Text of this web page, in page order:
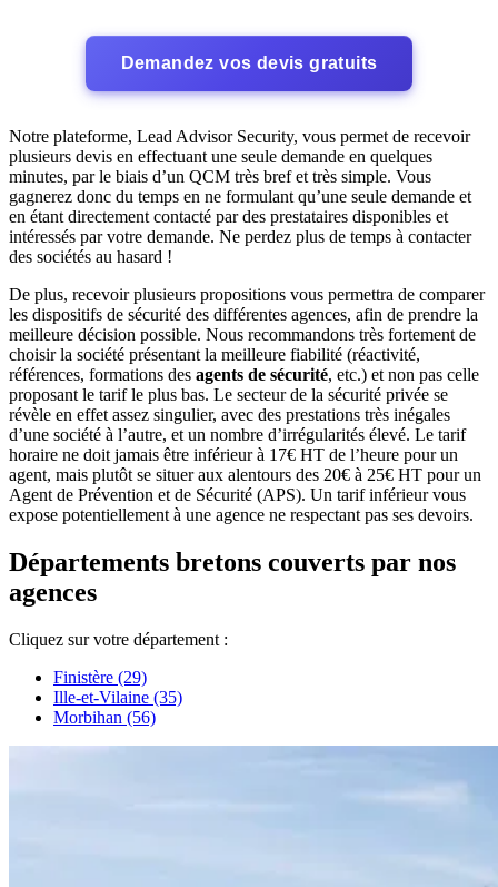
Demandez vos devis gratuits
Notre plateforme, Lead Advisor Security, vous permet de recevoir
plusieurs devis en effectuant une seule demande en quelques
minutes, par le biais d’un QCM très bref et très simple. Vous
gagnerez donc du temps en ne formulant qu’une seule demande et
en étant directement contacté par des prestataires disponibles et
intéressés par votre demande. Ne perdez plus de temps à contacter
des sociétés au hasard !
De plus, recevoir plusieurs propositions vous permettra de comparer
les dispositifs de sécurité des différentes agences, afin de prendre la
meilleure décision possible. Nous recommandons très fortement de
choisir la société présentant la meilleure fiabilité (réactivité,
références, formations des agents de sécurité, etc.) et non pas celle
proposant le tarif le plus bas. Le secteur de la sécurité privée se
révèle en effet assez singulier, avec des prestations très inégales
d’une société à l’autre, et un nombre d’irrégularités élevé. Le tarif
horaire ne doit jamais être inférieur à 17€ HT de l’heure pour un
agent, mais plutôt se situer aux alentours des 20€ à 25€ HT pour un
Agent de Prévention et de Sécurité (APS). Un tarif inférieur vous
expose potentiellement à une agence ne respectant pas ses devoirs.
Départements bretons couverts par nos
agences
Cliquez sur votre département :
Finistère (29)
Ille-et-Vilaine (35)
Morbihan (56)